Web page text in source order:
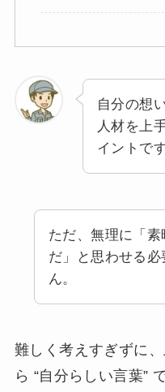
自分の想
人材を上
イントです
ただ、無理に「
だ」と思わせる
ん。
難しく考えすぎずに
ら “自分らしい言葉”